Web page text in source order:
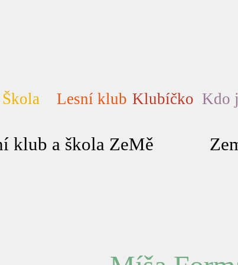
Škola Lesní klub Klubíčko Kdo
klub a škola ZeMě